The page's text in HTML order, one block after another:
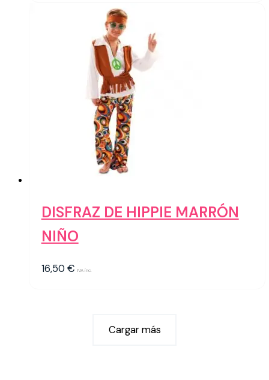
DISFRAZ DE HIPPIE MARRÓN
NIÑO
16,50 € IVA inc.
Cargar más